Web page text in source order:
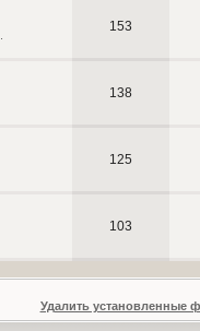
153
138
125
103
Удалить установленные